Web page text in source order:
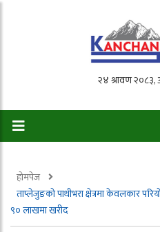
होमपेज
ताप्लेजुङको पाथीभरा क्षेत्रमा केवलकार
९० लाखमा खरीद